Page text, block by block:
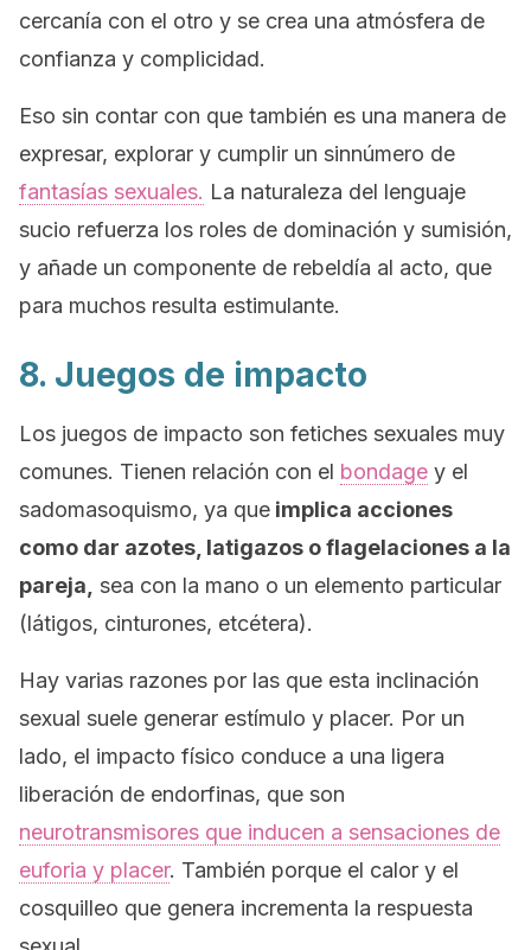
cercanía con el otro y se crea una atmósfera de
confianza y complicidad.
Eso sin contar con que también es una manera de
expresar, explorar y cumplir un sinnúmero de
fantasías sexuales. La naturaleza del lenguaje
sucio refuerza los roles de dominación y sumisión,
y añade un componente de rebeldía al acto, que
para muchos resulta estimulante.
8. Juegos de impacto
Los juegos de impacto son fetiches sexuales muy
comunes. Tienen relación con el bondage y el
sadomasoquismo, ya que implica acciones
como dar azotes, latigazos o flagelaciones a la
pareja, sea con la mano o un elemento particular
(látigos, cinturones, etcétera).
Hay varias razones por las que esta inclinación
sexual suele generar estímulo y placer. Por un
lado, el impacto físico conduce a una ligera
liberación de endorfinas, que son
neurotransmisores que inducen a sensaciones de
euforia y placer. También porque el calor y el
cosquilleo que genera incrementa la respuesta